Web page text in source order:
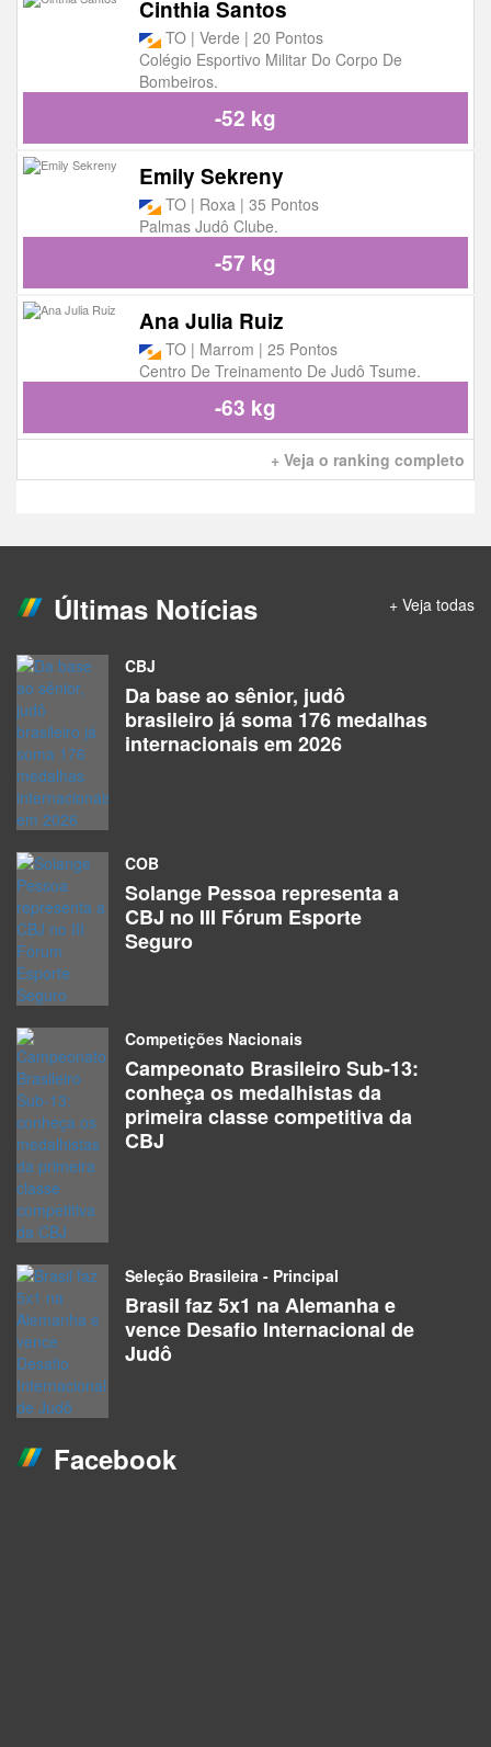
Cinthia Santos
TO | Verde | 20 Pontos
Colégio Esportivo Militar Do Corpo De
Bombeiros.
-52 kg
Emily Sekreny
TO | Roxa | 35 Pontos
Palmas Judô Clube.
-57 kg
Ana Julia Ruiz
TO | Marrom | 25 Pontos
Centro De Treinamento De Judô Tsume.
-63 kg
+ Veja o ranking completo
Últimas Notícias + Veja todas
CBJ
Da base ao sênior, judô
brasileiro já soma 176 medalhas
internacionais em 2026
COB
Solange Pessoa representa a
CBJ no III Fórum Esporte
Seguro
Competições Nacionais
Campeonato Brasileiro Sub-13:
conheça os medalhistas da
primeira classe competitiva da
CBJ
Seleção Brasileira - Principal
Brasil faz 5x1 na Alemanha e
vence Desafio Internacional de
Judô
Facebook